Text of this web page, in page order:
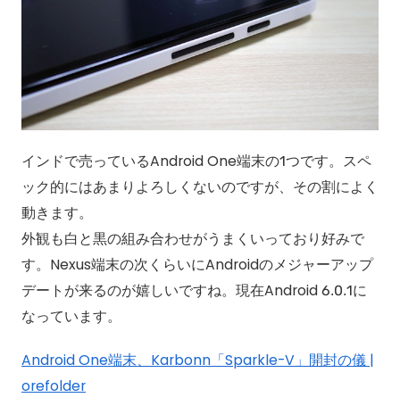
インドで売っているAndroid One端末の1つです。スペ
ック的にはあまりよろしくないのですが、その割によく
動きます。
外観も白と黒の組み合わせがうまくいっており好みで
す。Nexus端末の次くらいにAndroidのメジャーアップ
デートが来るのが嬉しいですね。現在Android 6.0.1に
なっています。
Android One端末、Karbonn「Sparkle-V」開封の儀 |
orefolder